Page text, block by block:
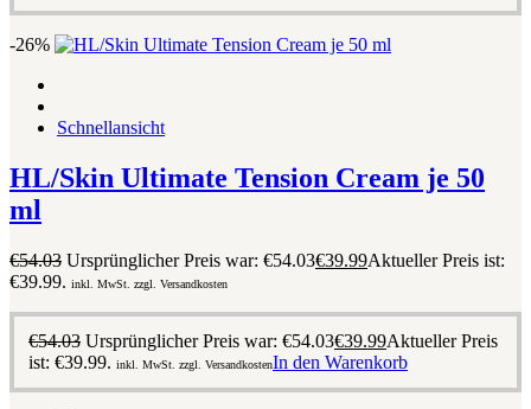
-26%
Schnellansicht
HL/Skin Ultimate Tension Cream je 50
ml
€54.03 Ursprünglicher Preis war: €54.03€39.99Aktueller Preis ist:
€39.99. inkl. MwSt. zzgl. Versandkosten
€54.03 Ursprünglicher Preis war: €54.03€39.99Aktueller Preis
ist: €39.99. inkl. MwSt. zzgl. VersandkostenIn den Warenkorb